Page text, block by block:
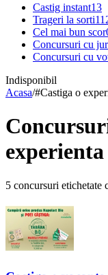
Castig instant13
Trageri la sorti
Cel mai bun scor
Concursuri cu
Concursuri cu
Indisponibil
Acasa/#Castiga o
5 concursuri etichetate